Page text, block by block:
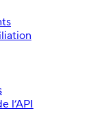
l’API